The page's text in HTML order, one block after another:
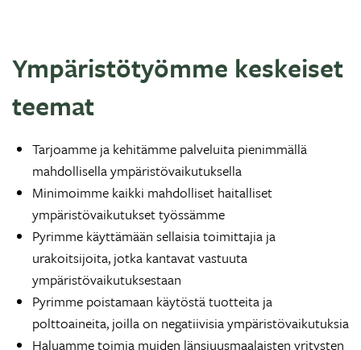
Ympäristötyömme keskeiset
teemat
Tarjoamme ja kehitämme palveluita pienimmällä
mahdollisella ympäristövaikutuksella
Minimoimme kaikki mahdolliset haitalliset
ympäristövaikutukset työssämme
Pyrimme käyttämään sellaisia toimittajia ja
urakoitsijoita, jotka kantavat vastuuta
ympäristövaikutuksestaan
Pyrimme poistamaan käytöstä tuotteita ja
polttoaineita, joilla on negatiivisia ympäristövaikutuksia
Haluamme toimia muiden länsiuusmaalaisten yritysten